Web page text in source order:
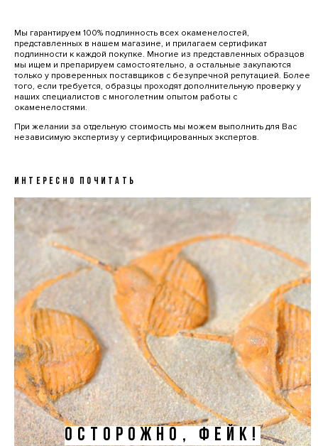
Мы гарантируем 100% подлинность всех окаменелостей,
представленных в нашем магазине, и прилагаем сертификат
подлинности к каждой покупке. Многие из представленных образцов
мы ищем и препарируем самостоятельно, а остальные закупаются
только у проверенных поставщиков с безупречной репутацией. Более
того, если требуется, образцы проходят дополнительную проверку у
наших специалистов с многолетним опытом работы с
окаменелостями.
При желании за отдельную стоимость мы можем выполнить для Вас
независимую экспертизу у сертифицированных экспертов.
ИНТЕРЕСНО ПОЧИТАТЬ
ОСТОРОЖНО, ФЕЙК!